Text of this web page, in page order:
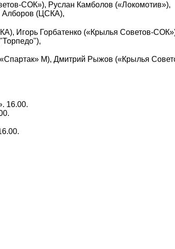
СОК»), Руслан Камболов («Локомотив»),
Алборов (ЦСКА),
Игорь Горбатенко («Крылья Советов-
М), Дмитрий Рыжов («Крылья
16.00.